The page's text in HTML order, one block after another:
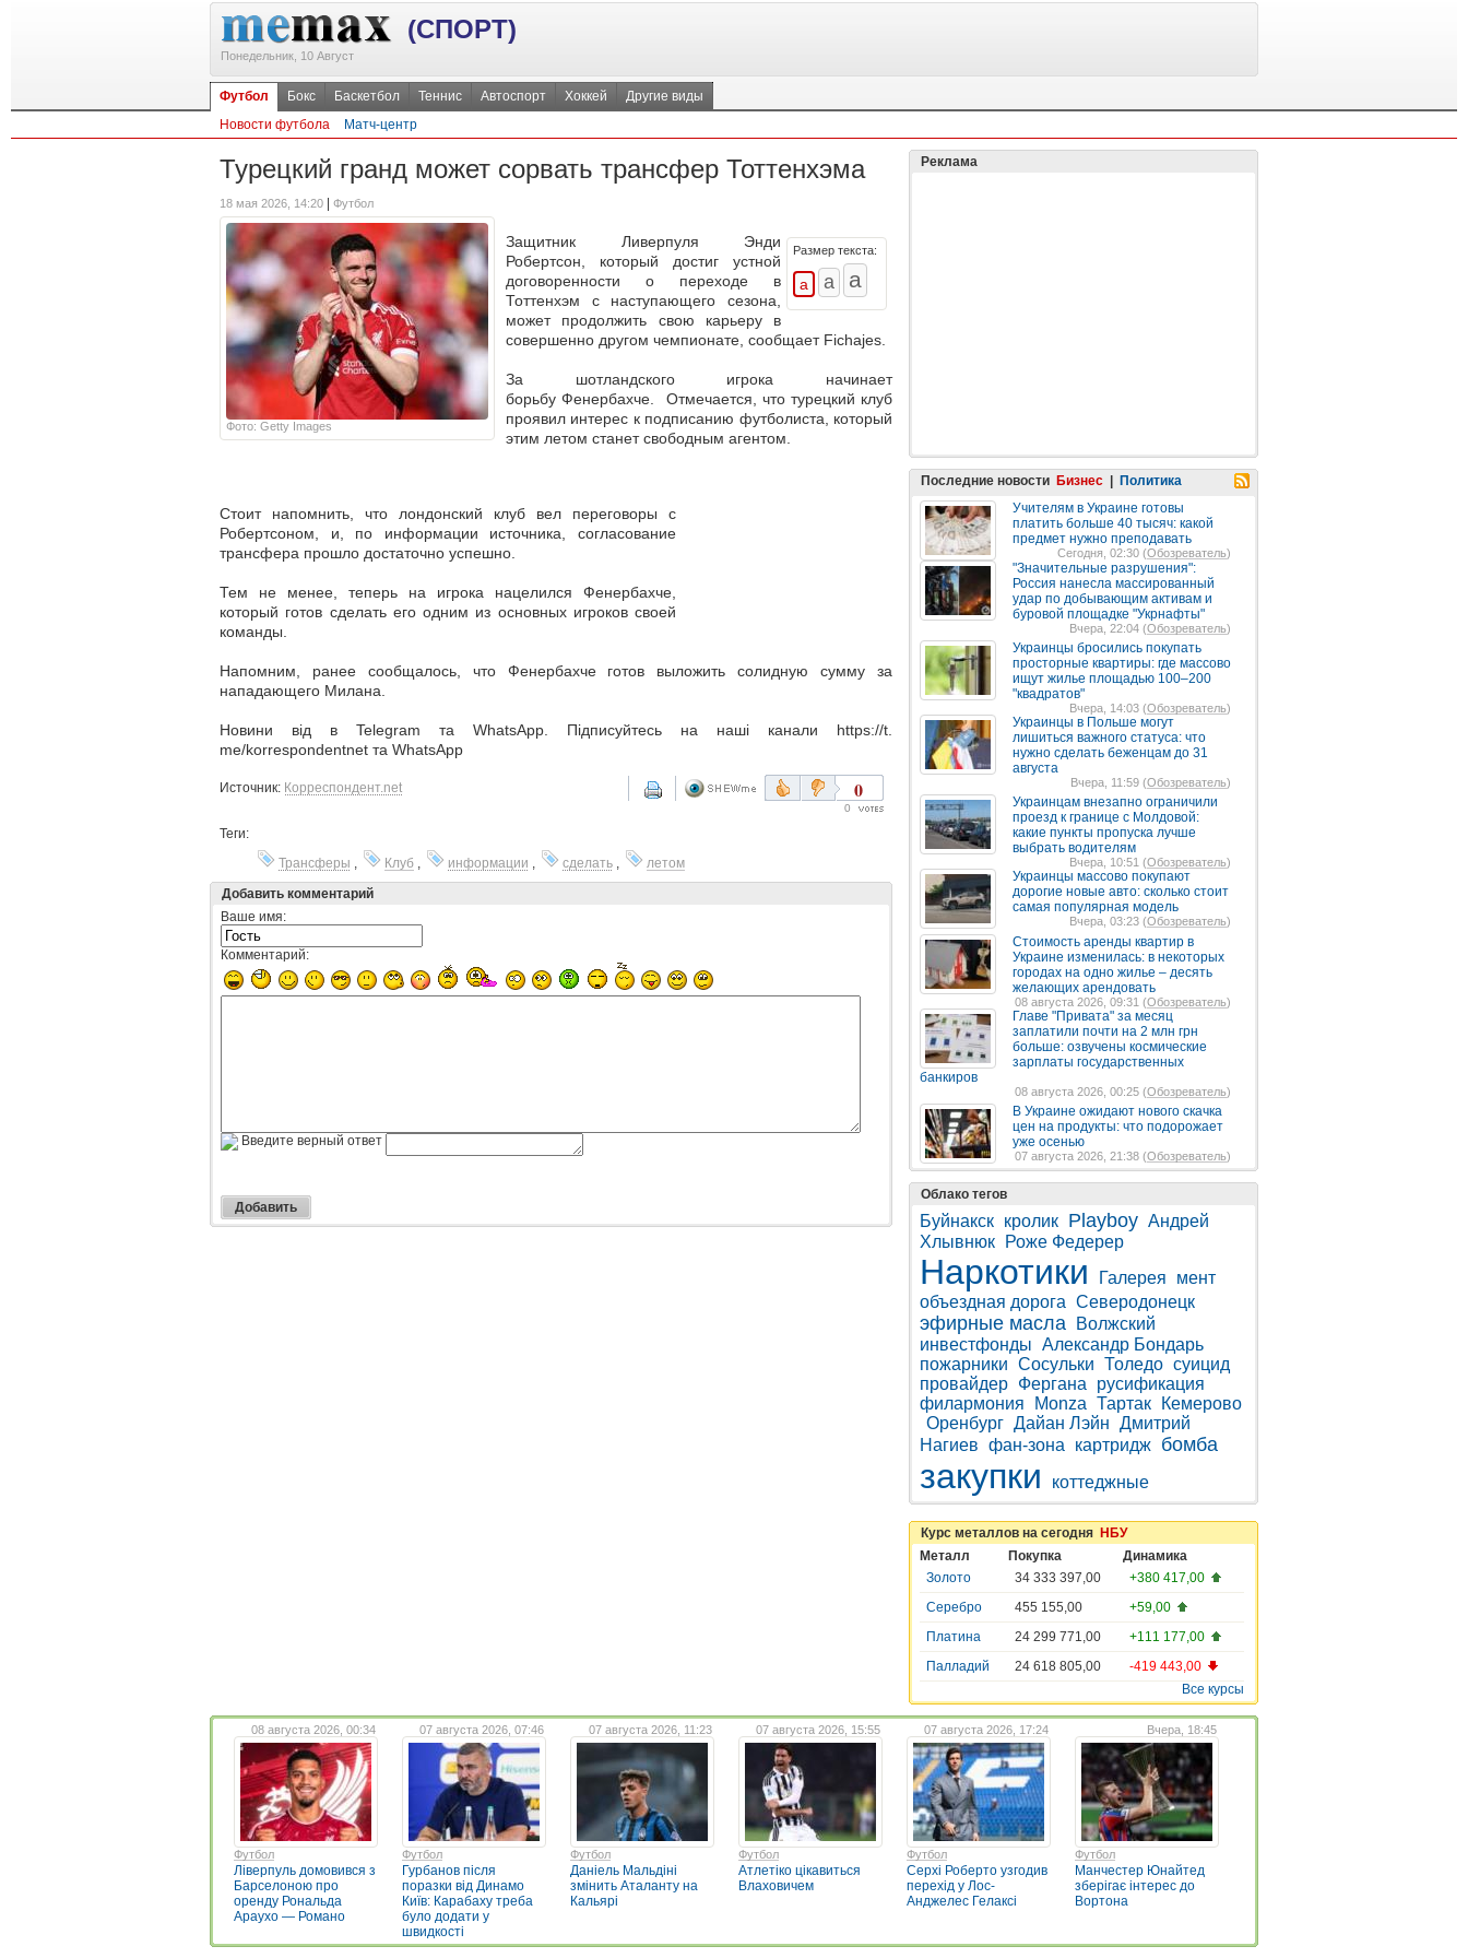
(СПОРТ)
Понедельник, 10 Август
Футбол Бокс Баскетбол Теннис Автоспорт Хоккей
Другие виды
Новости футбола
Матч-центр
Турецкий гранд может сорвать трансфер Тоттенхэма
18 мая 2026, 14:20 Футбол
Фото: Getty Images
Размер текста:
Защитник Ливерпуля Энди
Робертсон, который достиг устной
договоренности о переходе в
Тоттенхэм с наступающего сезона,
может продолжить свою карьеру в
совершенно другом чемпионате, сообщает Fichajes.
За шотландского игрока начинает
борьбу Фенербахче. Отмечается, что турецкий клуб
проявил интерес к подписанию футболиста, который
этим летом станет свободным агентом.
Стоит напомнить, что лондонский клуб вел переговоры с
Робертсоном, и, по информации источника, согласование
трансфера прошло достаточно успешно.
Тем не менее, теперь на игрока нацелился Фенербахче,
который готов сделать его одним из основных игроков своей
команды.
Напомним, ранее сообщалось, что Фенербахче готов выложить солидную сумму за
нападающего Милана.
Новини від в Telegram та WhatsApp. Підписуйтесь на наші канали https://t.
me/korrespondentnet та WhatsApp
Источник: Корреспондент.net 0
0
Теги:
Трансферы , Клуб , информации , сделать ,
летом
Добавить комментарий
Ваше имя:
Комментарий:
Введите верный ответ
Реклама
Последние новости Бизнес
Политика
Учителям в Украине готовы
платить больше 40 тысяч: какой
предмет нужно преподавать
Сегодня, 02:30 (Обозреватель)
"Значительные разрушения":
Россия нанесла массированный
удар по добывающим активам и
буровой площадке "Укрнафты"
Вчера, 22:04 (Обозреватель)
Украинцы бросились покупать
просторные квартиры: где массово
ищут жилье площадью 100–200
"квадратов"
Вчера, 14:03 (Обозреватель)
Украинцы в Польше могут
лишиться важного статуса: что
нужно сделать беженцам до 31
августа
Вчера, 11:59 (Обозреватель)
Украинцам внезапно ограничили
проезд к границе с Молдовой:
какие пункты пропуска лучше
выбрать водителям
Вчера, 10:51 (Обозреватель)
Украинцы массово покупают
дорогие новые авто: сколько стоит
самая популярная модель
Вчера, 03:23 (Обозреватель)
Стоимость аренды квартир в
Украине изменилась: в некоторых
городах на одно жилье – десять
желающих арендовать
08 августа 2026, 09:31 (Обозреватель)
Главе "Привата" за месяц
заплатили почти на 2 млн грн
больше: озвучены космические
зарплаты государственных
банкиров
08 августа 2026, 00:25 (Обозреватель)
В Украине ожидают нового скачка
цен на продукты: что подорожает
уже осенью
07 августа 2026, 21:38 (Обозреватель)
Облако тегов
Буйнакск кролик Playboy Андрей
Хлывнюк
Роже Федерер
Наркотики Галерея
мент
объездная дорога Северодонецк
эфирные масла
Волжский
инвестфонды Александр Бондарь
пожарники Сосульки Толедо суицид
провайдер Фергана
русификация
филармония
Monza Тартак
Кемерово
Оренбург Дайан Лэйн Дмитрий
Нагиев фан-зона картридж бомба
закупки коттеджные
Курс металлов на сегодня НБУ
Металл
Покупка
Динамика
Золото
34 333 397,00
+380 417,00
Серебро
455 155,00
+59,00
Платина
24 299 771,00
+111 177,00
Палладий
24 618 805,00
-419 443,00
Все курсы
08 августа 2026, 00:34
Футбол
Ліверпуль домовився з
Барселоною про
оренду Рональда
Араухо — Романо
07 августа 2026, 07:46
Футбол
Гурбанов після
поразки від Динамо
Київ: Карабаху треба
було додати у
швидкості
07 августа 2026, 11:23
Футбол
Даніель Мальдіні
змінить Аталанту на
Кальярі
07 августа 2026, 15:55
Футбол
Атлетіко цікавиться
Влаховичем
07 августа 2026, 17:24
Футбол
Серхі Роберто узгодив
перехід у Лос-
Анджелес Гелаксі
Вчера, 18:45
Футбол
Манчестер Юнайтед
зберігає інтерес до
Вортона